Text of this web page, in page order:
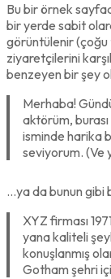
Bu bir örnek
bir yerde sabit
görüntülenir
ziyaretçilerini
benzeyen bir şey
Merhaba!
aktörüm, burası
isminde harika
seviyorum. (Ve
…ya da bunun gibi
XYZ firması
yana kaliteli
konuşlanmış
Gotham şehri